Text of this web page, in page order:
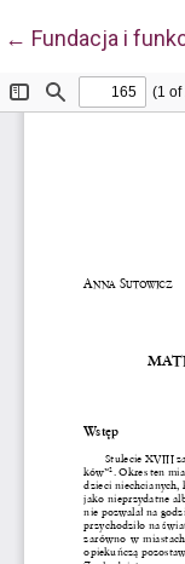
← Wróć do
Fundacja i